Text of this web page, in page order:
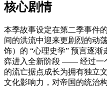
核心剧情
本季故事设定在第二季事件
间的洪流中迎来更剧烈的动
饰）的 “心理史学” 预言逐
弈进入全新阶段 —— 经过一
的流亡据点成长为拥有独立
文化影响力，对帝国的统治